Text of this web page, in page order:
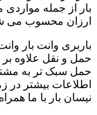
بار از جمله مواردی
ارزان محسوب می
باربری وانت بار
حمل و نقل علاوه بر
حمل سبک تر به
اطلاعات بیشتر در
نیسان بار با ما